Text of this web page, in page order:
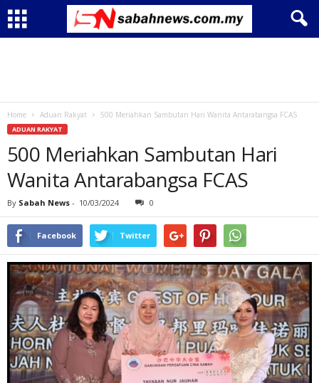
Home Aduan Rakyat 500 Meriahkan Sambutan Hari Wanita Antarabangsa FCAS
ADUAN RAKYAT
500 Meriahkan Sambutan Hari
Wanita Antarabangsa FCAS
By Sabah News - 10/03/2024 0
Facebook Twitter